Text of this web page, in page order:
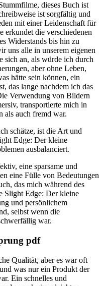
dieses Buch ist
ist sorgfältig und
mit einer Leidenschaft für
erkundet die verschiedenen
Widerstands bis hin zu
uns alle in unserem eigenen
sich an, als würde ich durch
aber ohne Leben,
hätte sein können, ein
das lange nachdem ich das
Verwendung von Bildern
transportierte mich in
als auch fremd war.
schätze, ist die Art und
Edge: Der kleine
ausbalanciert.
eine sparsame und
eine Fülle von Bedeutungen
das mich während des
Slight Edge: Der kleine
und persönlichem
selbst wenn die
war.
pdf
Qualität, aber es war oft
was nur ein Produkt der
Ein schnelles und